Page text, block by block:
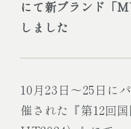
にて新ブランド「
しました
10月23日～25日に
催された『第12回